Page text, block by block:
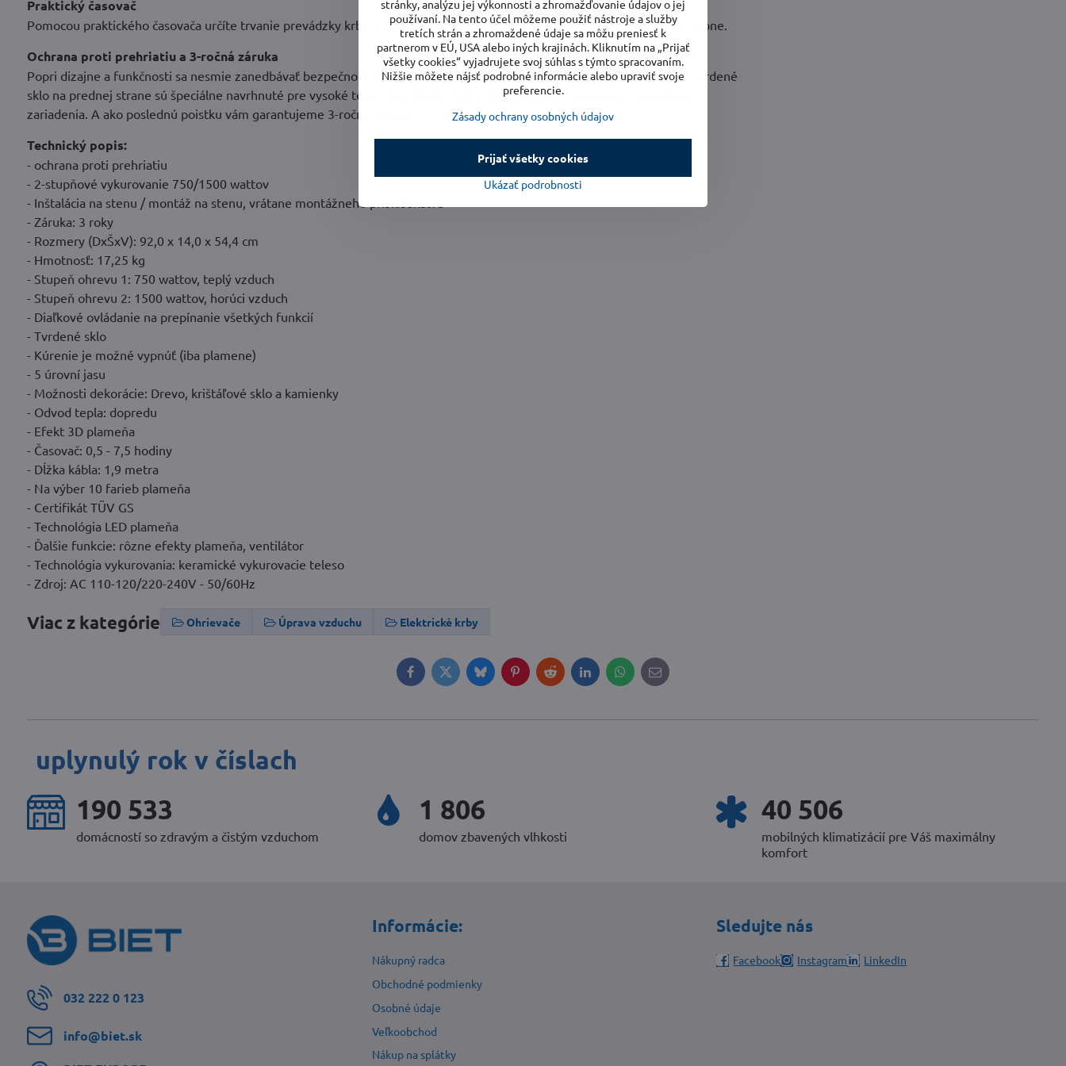
Praktický časovač
Pomocou praktického časovača určíte trvanie prevádzky krbu v rozmedzí 0,5 až 7,5 hodiny. Potom sa krb automaticky vypne.
Ochrana proti prehriatiu a 3-ročná záruka
Popri dizajne a funkčnosti sa nesmie zanedbávať bezpečnosť elektrického krbu. Zabudovaná ochrana proti prehriatiu a tvrdené
sklo na prednej strane sú špeciálne navrhnuté pre vysoké teplo. Certifikáty TÜV a GS potvrdzujú testovanú bezpečnosť
zariadenia. A ako poslednú poistku vám garantujeme 3-ročnú záruku.
Technický popis:
- ochrana proti prehriatiu
- 2-stupňové vykurovanie 750/1500 wattov
- Inštalácia na stenu / montáž na stenu, vrátane montážneho príslušenstva
- Záruka: 3 roky
- Rozmery (DxŠxV): 92,0 x 14,0 x 54,4 cm
- Hmotnosť: 17,25 kg
- Stupeň ohrevu 1: 750 wattov, teplý vzduch
- Stupeň ohrevu 2: 1500 wattov, horúci vzduch
- Diaľkové ovládanie na prepínanie všetkých funkcií
- Tvrdené sklo
- Kúrenie je možné vypnúť (iba plamene)
- 5 úrovní jasu
- Možnosti dekorácie: Drevo, krištáľové sklo a kamienky
- Odvod tepla: dopredu
- Efekt 3D plameňa
- Časovač: 0,5 - 7,5 hodiny
- Dĺžka kábla: 1,9 metra
- Na výber 10 farieb plameňa
- Certifikát TÜV GS
- Technológia LED plameňa
- Ďalšie funkcie: rôzne efekty plameňa, ventilátor
- Technológia vykurovania: keramické vykurovacie teleso
- Zdroj: AC 110-120/220-240V - 50/60Hz
Viac z kategórie Ohrievače Úprava vzduchu Elektrické krby
FacebookTwitterBlueskyPinterestRedditLinkedInWhatsApp
E-
mail
uplynulý rok v číslach
245 182
domácností so zdravým a čistým vzduchom
2 324
domov zbavených vlhkosti
52 124
mobilných klimatizácií pre Váš maximálny
komfort
032 222 0 123
info​@biet​.sk
Informácie:
Nákupný radca
Obchodné podmienky
Osobné údaje
Veľkoobchod
Nákup na splátky
Sledujte nás
Facebook Instagram LinkedIn
stránky, analýzu jej výkonnosti a zhromažďovanie údajov o jej
používaní. Na tento účel môžeme použiť nástroje a služby
tretích strán a zhromaždené údaje sa môžu preniesť k
partnerom v EÚ, USA alebo iných krajinách. Kliknutím na „Prijať
všetky cookies“ vyjadrujete svoj súhlas s týmto spracovaním.
Nižšie môžete nájsť podrobné informácie alebo upraviť svoje
preferencie.
Zásady ochrany osobných údajov
Ukázať podrobnosti
Prijať všetky cookies